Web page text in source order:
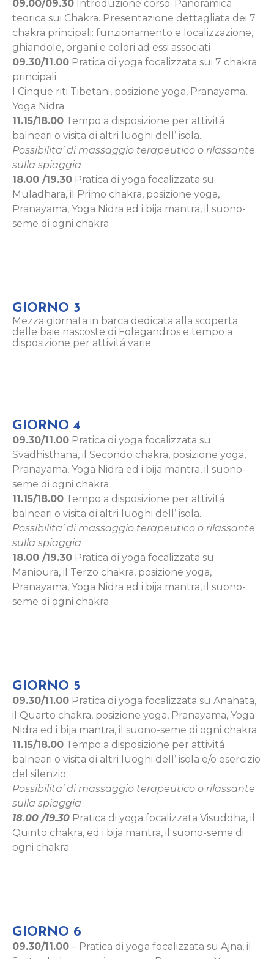
09.00/09.30 Introduzione corso. Panoramica
teorica sui Chakra. Presentazione dettagliata dei 7
chakra principali: funzionamento e localizzazione,
ghiandole, organi e colori ad essi associati
09.30/11.00 Pratica di yoga focalizzata sui 7 chakra
principali.
I Cinque riti Tibetani, posizione yoga, Pranayama,
Yoga Nidra
11.15/18.00 Tempo a disposizione per attivitá
balneari o visita di altri luoghi dell’ isola.
Possibilita’ di massaggio terapeutico o rilassante
sulla spiaggia
18.00 /19.30 Pratica di yoga focalizzata su
Muladhara, il Primo chakra, posizione yoga,
Pranayama, Yoga Nidra ed i bija mantra, il suono-
seme di ogni chakra
GIORNO 3
Mezza giornata in barca dedicata alla scoperta
delle baie nascoste di Folegandros e tempo a
disposizione per attivitá varie.
GIORNO 4
09.30/11.00 Pratica di yoga focalizzata su
Svadhisthana, il Secondo chakra, posizione yoga,
Pranayama, Yoga Nidra ed i bija mantra, il suono-
seme di ogni chakra
11.15/18.00 Tempo a disposizione per attivitá
balneari o visita di altri luoghi dell’ isola.
Possibilita’ di massaggio terapeutico o rilassante
sulla spiaggia
18.00 /19.30 Pratica di yoga focalizzata su
Manipura, il Terzo chakra, posizione yoga,
Pranayama, Yoga Nidra ed i bija mantra, il suono-
seme di ogni chakra
GIORNO 5
09.30/11.00 Pratica di yoga focalizzata su Anahata,
il Quarto chakra, posizione yoga, Pranayama, Yoga
Nidra ed i bija mantra, il suono-seme di ogni chakra
11.15/18.00 Tempo a disposizione per attivitá
balneari o visita di altri luoghi dell’ isola e/o esercizio
del silenzio
Possibilita’ di massaggio terapeutico o rilassante
sulla spiaggia
18.00 /19.30 Pratica di yoga focalizzata Visuddha, il
Quinto chakra, ed i bija mantra, il suono-seme di
ogni chakra.
GIORNO 6
09.30/11.00 – Pratica di yoga focalizzata su Ajna, il